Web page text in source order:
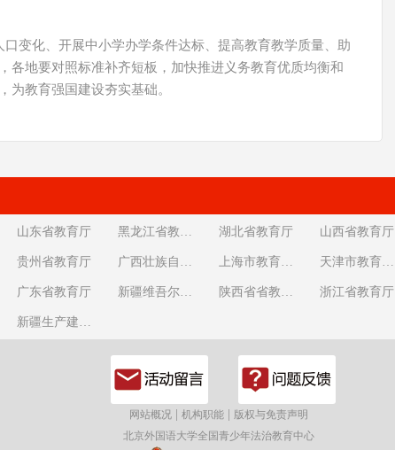
口变化、开展中小学办学条件达标、提高教育教学质量、助
各地要对照标准补齐短板，加快推进义务教育优质均衡和
为教育强国建设夯实基础。
山东省教育厅 黑龙江省教育厅 湖北省教育厅 山西省教育厅
贵州省教育厅 广西壮族自治区教育厅 上海市教育委员会 天津市教育委员会
广东省教育厅 新疆维吾尔自治区教育厅 陕西省省教育厅 浙江省教育厅
新疆生产建设兵团教育局
网站概况 机构职能
版权与免责声明
北京外国语大学全国青少年法治教育中心